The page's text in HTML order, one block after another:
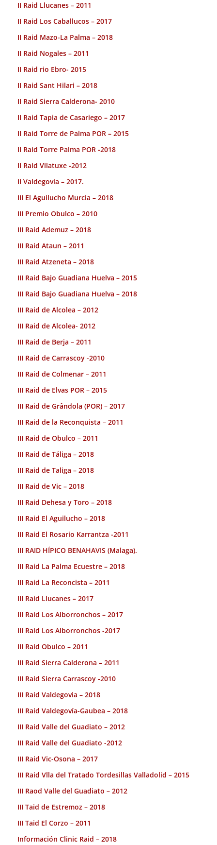
II Raid Llucanes – 2011
II Raid Los Caballucos – 2017
II Raid Mazo-La Palma – 2018
II Raid Nogales – 2011
II Raid rio Ebro- 2015
II Raid Sant Hilari – 2018
II Raid Sierra Calderona- 2010
II Raid Tapia de Casariego – 2017
II Raid Torre de Palma POR – 2015
II Raid Torre Palma POR -2018
II Raid Vilatuxe -2012
II Valdegovia – 2017.
III El Aguilucho Murcia – 2018
III Premio Obulco – 2010
III Raid Ademuz – 2018
III Raid Ataun – 2011
III Raid Atzeneta – 2018
III Raid Bajo Guadiana Huelva – 2015
III Raid Bajo Guadiana Huelva – 2018
III Raid de Alcolea – 2012
III Raid de Alcolea- 2012
III Raid de Berja – 2011
III Raid de Carrascoy -2010
III Raid de Colmenar – 2011
III Raid de Elvas POR – 2015
III Raid de Grândola (POR) – 2017
III Raid de la Reconquista – 2011
III Raid de Obulco – 2011
III Raid de Táliga – 2018
III Raid de Taliga – 2018
III Raid de Vic – 2018
III Raid Dehesa y Toro – 2018
III Raid El Aguilucho – 2018
III Raid El Rosario Karrantza -2011
III RAID HÍPICO BENAHAVIS (Malaga).
III Raid La Palma Ecuestre – 2018
III Raid La Reconcista – 2011
III Raid Llucanes – 2017
III Raid Los Alborronchos – 2017
III Raid Los Alborronchos -2017
III Raid Obulco – 2011
III Raid Sierra Calderona – 2011
III Raid Sierra Carrascoy -2010
III Raid Valdegovia – 2018
III Raid Valdegovía-Gaubea – 2018
III Raid Valle del Guadiato – 2012
III Raid Valle del Guadiato -2012
III Raid Vic-Osona – 2017
III Raid Vlla del Tratado Tordesillas Valladolid – 2015
III Raod Valle del Guadiato – 2012
III Taid de Estremoz – 2018
III Taid El Corzo – 2011
Información Clinic Raid – 2018